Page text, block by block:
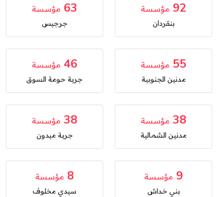
92 مؤسسة
بنقردان
63 مؤسسة
جرجيس
55 مؤسسة
مدنين الجنوبية
46 مؤسسة
جربة حومة السوق
38 مؤسسة
مدنين الشمالية
38 مؤسسة
جربة ميدون
9 مؤسسة
بني خداش
8 مؤسسة
سيدي مخلوف